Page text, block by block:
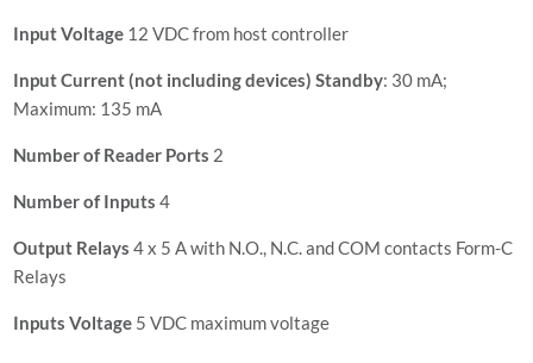
Input Voltage 12 VDC from host controller
Input Current (not including devices) Standby: 30 mA;
Maximum: 135 mA
Number of Reader Ports 2
Number of Inputs 4
Output Relays 4 x 5 A with N.O., N.C. and COM contacts Form-C
Relays
Inputs Voltage 5 VDC maximum voltage